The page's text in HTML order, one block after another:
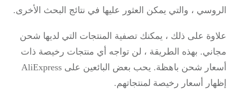
، والتي يمكن العثور عليها في نتائج البحث الأخرى.
على ذلك ، يمكنك تصفية المنتجات التي لديها شحن
بهذه الطريقة ، لن تواجه أي منتجات رخيصة ذات
شحن باهظة.
يحب بعض البائعين على AliExpress
أسعار رخيصة لمنتجاتهم.